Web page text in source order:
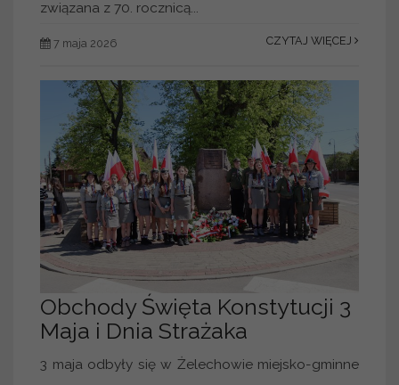
związana z 70. rocznicą...
7 maja 2026 CZYTAJ WIĘCEJ
Obchody Święta Konstytucji 3
Maja i Dnia Strażaka
3 maja odbyły się w Żelechowie miejsko-gminne